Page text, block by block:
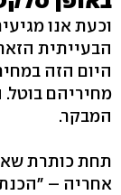
וכעת אנו
הבעייתית
היום הזה
מחיריהם בוטל.
המבקר.
תחת כותרת
אחריה –